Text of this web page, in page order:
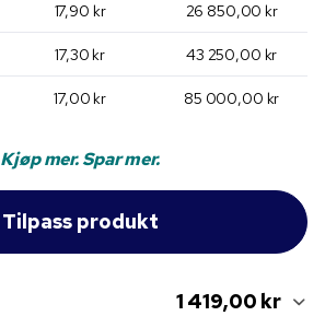
17,90 kr 26 850,00 kr
17,30 kr 43 250,00 kr
17,00 kr 85 000,00 kr
Kjøp mer. Spar mer.
1 419,00 kr